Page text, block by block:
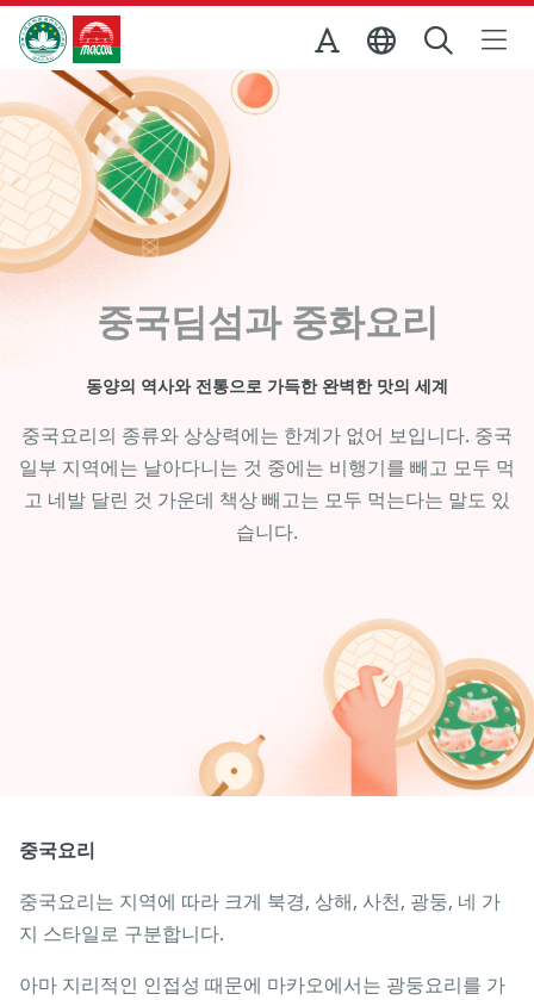
Skip to Main Content
마카오정부관광청
중국딤섬과 중화요리
동양의 역사와 전통으로 가득한 완벽한 맛의 세계
중국요리의 종류와 상상력에는 한계가 없어 보입니다. 중국
일부 지역에는 날아다니는 것 중에는 비행기를 빼고 모두 먹
고 네발 달린 것 가운데 책상 빼고는 모두 먹는다는 말도 있
습니다.
중국요리
중국요리는 지역에 따라 크게 북경, 상해, 사천, 광둥, 네 가
지 스타일로 구분합니다.
아마 지리적인 인접성 때문에 마카오에서는 광둥요리를 가